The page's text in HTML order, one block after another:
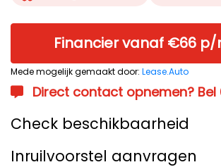
Financier vanaf €66
Mede mogelijk gemaakt door: Lease.Auto
Direct contact opnemen? Bel
Check beschikbaarheid
Inruilvoorstel aanvragen